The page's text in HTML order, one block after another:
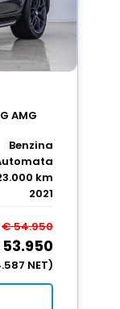
AMG
Benzina
km
2021
€ 54.950
NET)